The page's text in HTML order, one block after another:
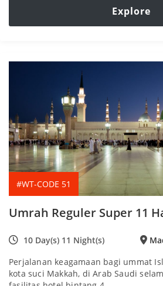
Explore
#WT-CODE 51
Umrah Reguler Super 11
10 Day(s) 11 Night(s)
Perjalanan keagamaan bagi ummat
kota suci Makkah, di Arab Saudi